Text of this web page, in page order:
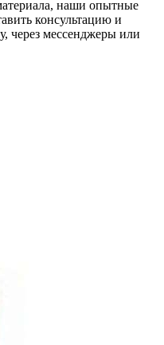
наши опытные
консультацию и
через мессенджеры или